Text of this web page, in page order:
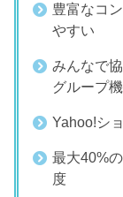
豊富なコ
やすい
みんなで
グループ
Yahoo!シ
最大40%
度